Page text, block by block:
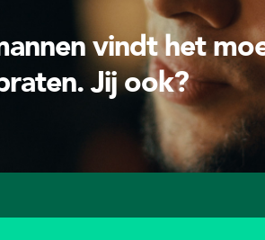
vindt het
Jij ook?